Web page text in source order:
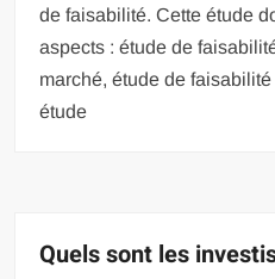
de faisabilité. Cette étude
aspects : étude de
marché, étude de
étude
Quels sont les